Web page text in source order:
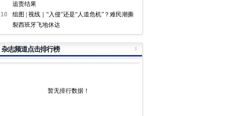
追责结果
10
组图 | 视线｜“入侵”还是“人道危机”？难民潮撕
裂西班牙飞地休达
杂志频道点击排行榜
暂无排行数据！